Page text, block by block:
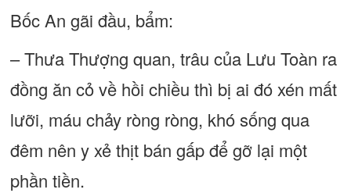
Bốc An gãi đầu, bẩm:
– Thưa Thượng quan, trâu của Lưu Toàn ra
đồng ăn cỏ về hồi chiều thì bị ai đó xén mất
lưỡi, máu chảy ròng ròng, khó sống qua
đêm nên y xẻ thịt bán gấp để gỡ lại một
phần tiền.